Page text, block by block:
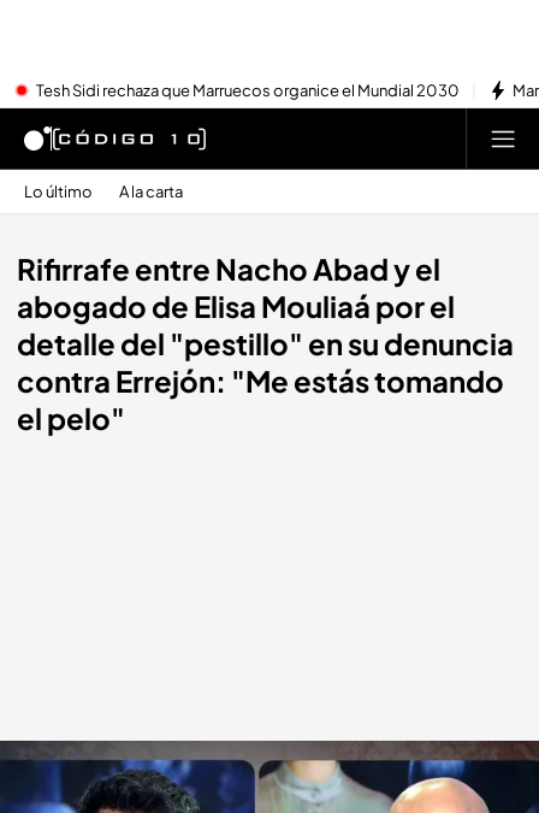
Tesh Sidi rechaza que Marruecos organice el Mundial 2030
Lo último A la carta
Rifirrafe entre Nacho Abad y el
abogado de Elisa Mouliaá por el
detalle del "pestillo" en su denuncia
contra Errejón: "Me estás tomando
el pelo"
El desencuentro entre Nacho Abad y el abogado de Elisa Mouliaá en
.cuatro.es